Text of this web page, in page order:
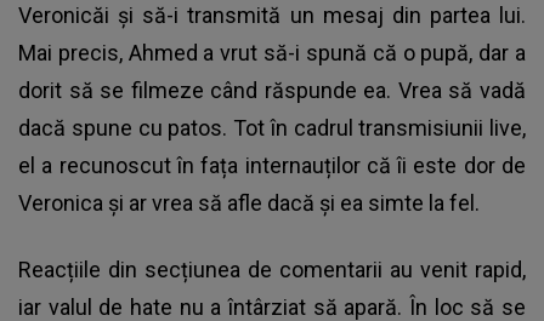
Veronicăi și să-i transmită un mesaj din partea lui.
Mai precis, Ahmed a vrut să-i spună că o pupă, dar a
dorit să se filmeze când răspunde ea. Vrea să vadă
dacă spune cu patos. Tot în cadrul transmisiunii live,
el a recunoscut în fața internauților că îi este dor de
Veronica și ar vrea să afle dacă și ea simte la fel.
Reacțiile din secțiunea de comentarii au venit rapid,
iar valul de hate nu a întârziat să apară. În loc să se